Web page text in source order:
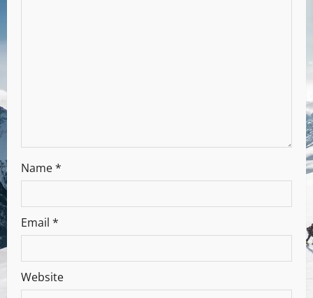
Name*
Email *
Website